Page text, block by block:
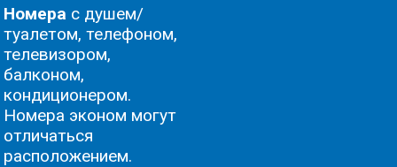
Номера с душем/
туалетом, телефоном,
телевизором,
балконом,
кондиционером.
Номера эконом могут
отличаться
расположением.